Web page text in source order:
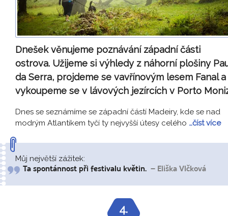
Dnešek věnujeme poznávání západní části
ostrova. Užijeme si výhledy z náhorní plošiny
da Serra, projdeme se vavřínovým lesem Fanal a
vykoupeme se v lávových jezírcích v Porto
Dnes se seznámíme se západní částí Madeiry, kde se nad
modrým Atlantikem tyčí ty nejvyšší útesy celého …číst více
Můj největší zážitek:
Ta spontánnost při festivalu květin. – Eliška Vlčková
4.